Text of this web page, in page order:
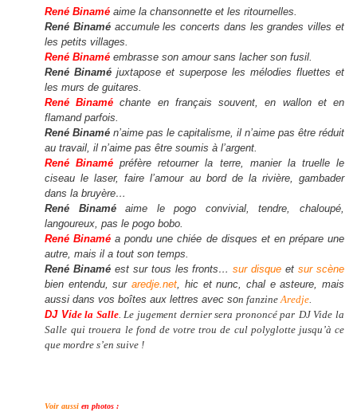
René Binamé aime la chansonnette et les ritournelles.
René Binamé accumule les concerts dans les grandes villes et
les petits villages.
René Binamé embrasse son amour sans lacher son fusil.
René Binamé juxtapose et superpose les mélodies fluettes et
les murs de guitares.
René Binamé chante en français souvent, en wallon et en
flamand parfois.
René Binamé n’aime pas le capitalisme, il n’aime pas être réduit
au travail, il n’aime pas être soumis à l’argent.
René Binamé préfère retourner la terre, manier la truelle le
ciseau le laser, faire l’amour au bord de la rivière, gambader
dans la bruyère…
René Binamé
aime le pogo convivial, tendre, chaloupé,
langoureux, pas le pogo bobo.
René Binamé a pondu une chiée de disques et en prépare une
autre, mais il a tout son temps.
René Binamé est sur tous les fronts…sur disque etsur scène
bien entendu, sur aredje.net, hic et nunc, chal e asteure, mais
aussi dans vos boîtes aux lettres avec son fanzineAredje.
DJ Vide la Salle. Le jugement dernier sera prononcé par DJ Vide la
Salle qui trouera le fond de votre trou de cul polyglotte jusqu’à ce
que mordre s’en suive !
Voir aussi en photos :